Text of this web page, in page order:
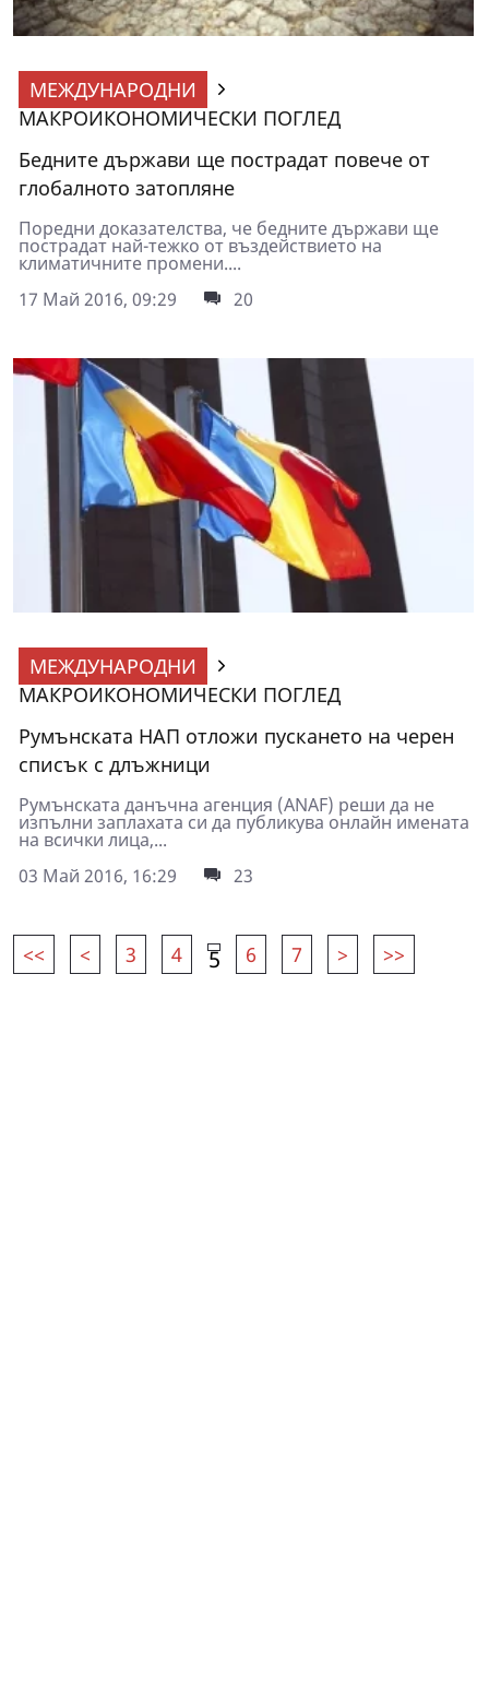
МЕЖДУНАРОДНИ
МАКРОИКОНОМИЧЕСКИ ПОГЛЕД
Бедните държави ще пострадат повече от
глобалното затопляне
Поредни доказателства, че бедните държави ще
пострадат най-тежко от въздействието на
климатичните промени....
17 Май 2016, 09:29
20
МЕЖДУНАРОДНИ
МАКРОИКОНОМИЧЕСКИ ПОГЛЕД
Румънската НАП отложи пускането на черен
списък с длъжници
Румънската данъчна агенция (ANAF) реши да не
изпълни заплахата си да публикува онлайн имената
на всички лица,...
03 Май 2016, 16:29
23
<< < 3 4 5 6 7 > >>